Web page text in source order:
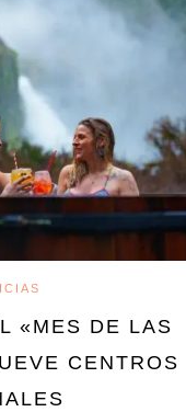
«MES DE LAS
CENTROS